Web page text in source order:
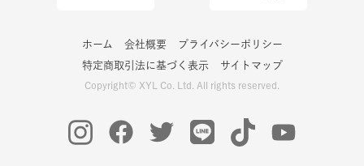
ホーム 会社概要
プライバシーポリシー
特定商取引法に基づく表示
サイトマップ
Copyright© XYL Co. Ltd. All rights reserved.